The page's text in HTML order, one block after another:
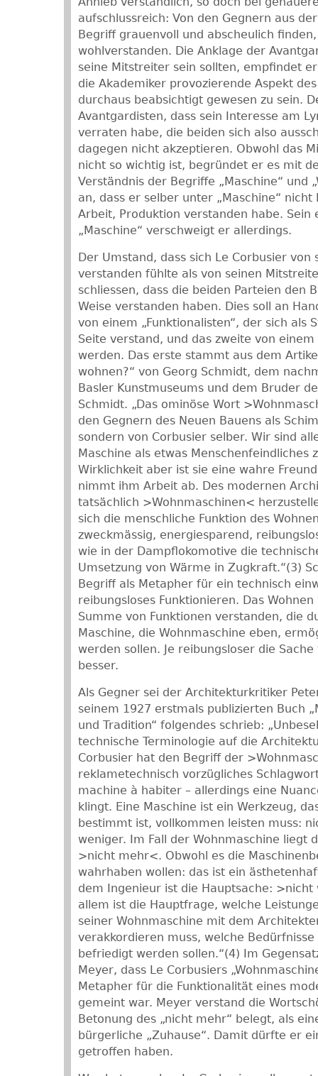
aufschlussreich: Von den Gegnern aus
Begriff grauenvoll und abscheulich
wohlverstanden. Die Anklage der
seine Mitstreiter sein sollten, empfindet
die Akademiker provozierende Aspekt
durchaus beabsichtigt gewesen zu sein.
Avantgardisten, dass sein Interesse am
verraten habe, die beiden sich also
dagegen nicht akzeptieren. Obwohl das
nicht so wichtig ist, begründet er es mit
Verständnis der Begriffe „Maschine“ und
an, dass er selber unter „Maschine“ nicht
Arbeit, Produktion verstanden habe. Sein
„Maschine“ verschweigt er allerdings.
Der Umstand, dass sich Le Corbusier von
verstanden fühlte als von seinen
schliessen, dass die beiden Parteien den
Weise verstanden haben. Dies soll an
von einem „Funktionalisten“, der sich als
Seite verstand, und das zweite von
werden. Das erste stammt aus dem
wohnen?“ von Georg Schmidt, dem
Basler Kunstmuseums und dem Bruder
Schmidt. „Das ominöse Wort
den Gegnern des Neuen Bauens als
sondern von Corbusier selber. Wir sind
Maschine als etwas Menschenfeindliches
Wirklichkeit aber ist sie eine wahre
nimmt ihm Arbeit ab. Des modernen
tatsächlich >Wohnmaschinen<
sich die menschliche Funktion des
zweckmässig, energiesparend,
wie in der Dampflokomotive die
Umsetzung von Wärme in Zugkraft.“(3)
Begriff als Metapher für ein technisch
reibungsloses Funktionieren. Das
Summe von Funktionen verstanden, die
Maschine, die Wohnmaschine eben,
werden sollen. Je reibungsloser die
besser.
Als Gegner sei der Architekturkritiker
seinem 1927 erstmals publizierten Buch
und Tradition“ folgendes schrieb:
technische Terminologie auf die
Corbusier hat den Begriff der
reklametechnisch vorzügliches
machine à habiter – allerdings eine
klingt. Eine Maschine ist ein Werkzeug,
bestimmt ist, vollkommen leisten muss:
weniger. Im Fall der Wohnmaschine liegt
>nicht mehr<. Obwohl es die
wahrhaben wollen: das ist ein
dem Ingenieur ist die Hauptsache:
allem ist die Hauptfrage, welche
seiner Wohnmaschine mit dem
verakkordieren muss, welche
befriedigt werden sollen.“(4) Im
Meyer, dass Le Corbusiers
Metapher für die Funktionalität eines
gemeint war. Meyer verstand die
Betonung des „nicht mehr“ belegt, als
bürgerliche „Zuhause“. Damit dürfte er
getroffen haben.